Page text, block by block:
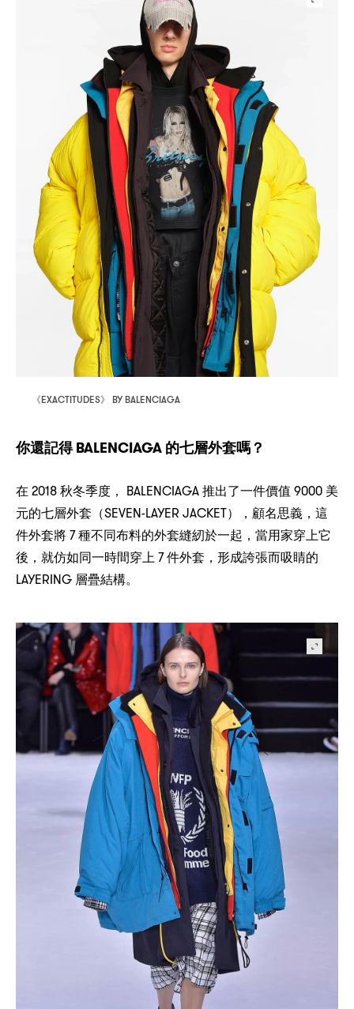
《EXACTITUDES》 BY BALENCIAGA
你還記得BALENCIAGA 的七層外套嗎 ？
在 2018 秋冬季度 ， BALENCIAGA 推出了一件價值 9000 美
元的七層外套
（SEVEN-LAYER JACKET）， 顧名思義 ， 這
件外套將 7種不同布料的外套縫紉於一起 ， 當用家穿上它
後 ， 就仿如同一時間穿上 7件外套 ， 形成誇張而吸睛的
LAYERING 層疊結構。